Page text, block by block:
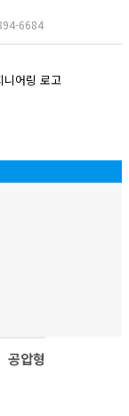
6684
공압형